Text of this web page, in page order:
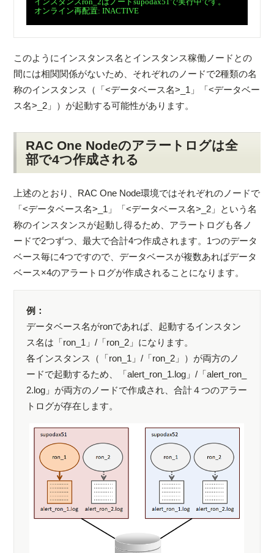
インスタンスron_2はノードsupodax51で実行中です。
オンライン再配置: INACTIVE
このようにインスタンス名とインスタンス稼働ノードとの
間には相関関係がないため、それぞれのノードで2種類の名
称のインスタンス（「<データベース名>_1」「<データベー
ス名>_2」）が起動する可能性があります。
RAC One Nodeのアラートログは全
部で4つ作成される
上述のとおり、RAC One Node環境ではそれぞれのノードで
「<データベース名>_1」「<データベース名>_2」という名
称のインスタンスが起動し得るため、アラートログも各ノ
ードで2つずつ、最大で合計4つ作成されます。1つのデータ
ベース毎に4つですので、データベースが複数あればデータ
ベース×4のアラートログが作成されることになります。
例：
データベース名がronであれば、起動するインスタン
ス名は「ron_1」/「ron_2」になります。
各インスタンス（「ron_1」/「ron_2」）が両方のノ
ードで起動するため、「alert_ron_1.log」/「alert_ron_
2.log」が両方のノードで作成され、合計４つのアラー
トログが存在します。